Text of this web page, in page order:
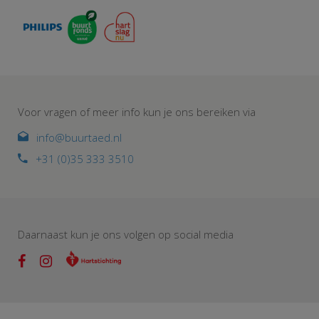
Voor vragen of meer info kun je ons bereiken via
info@buurtaed.nl
+31 (0)35 333 3510
Daarnaast kun je ons volgen op social media